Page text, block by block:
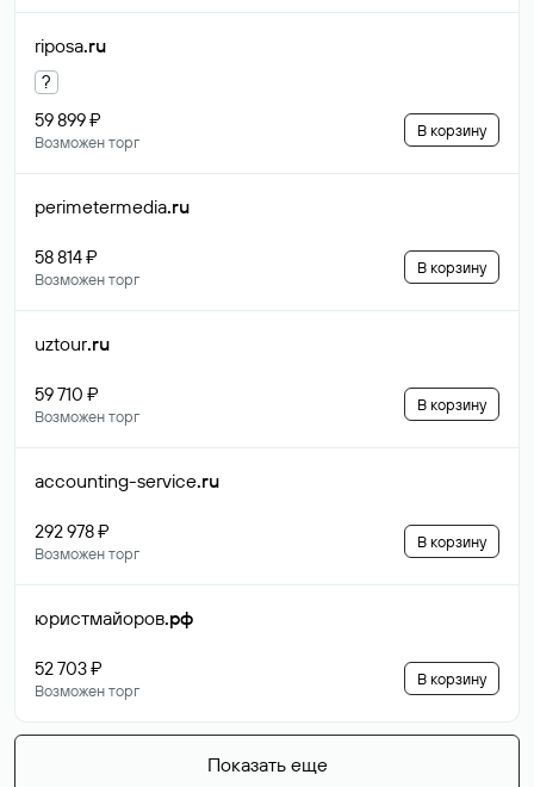
riposa.ru
?
59 899 ₽
Возможен торг
В корзину
perimetermedia.ru
58 814 ₽
Возможен торг
В корзину
uztour.ru
59 710 ₽
Возможен торг
В корзину
accounting-service.ru
292 978 ₽
Возможен торг
В корзину
юристмайоров.рф
52 703 ₽
Возможен торг
В корзину
Показать еще